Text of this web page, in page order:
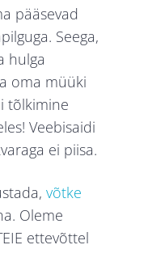
pääsevad
Seega,
hulga
oma müüki
tõlkimine
Veebisaidi
ei piisa.
võtke
Oleme
ettevõttel